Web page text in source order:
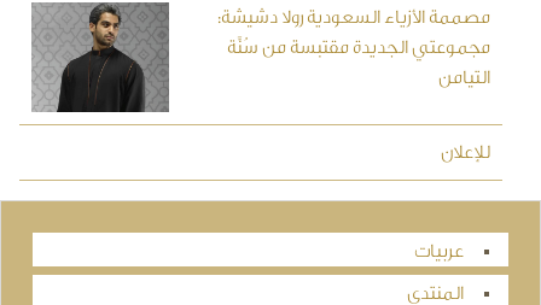
مصممة الأزياء السعودية رولا دشيشة:
مجموعتي الجديدة مقتبسة من سُنَّة
التيامن
للإعلان
عربيات
المنتدى